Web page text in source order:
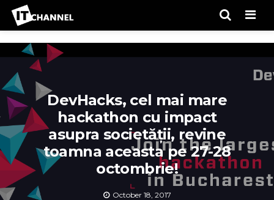
DevHacks, cel mai mare
hackathon cu impact
asupra societății, revine
toamna aceasta pe 27-28
octombrie!
October 18, 2017